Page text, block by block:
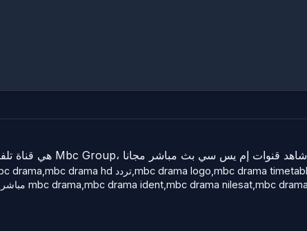
: شاهد Drama Plus بث مباشر اون لاين، Drama Plus هي قناة تلفزيونية في Mbc Group، شاهد قنوات إم يس سي بث مباشر مجانا